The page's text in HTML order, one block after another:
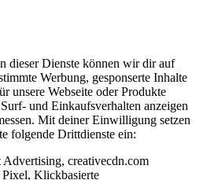
dieser Dienste können wir dir auf
Werbung, gesponserte Inhalte
unsere Webseite oder Produkte
und Einkaufsverhalten anzeigen
Mit deiner Einwilligung setzen
folgende Drittdienste ein:
creativecdn.com
Klickbasierte